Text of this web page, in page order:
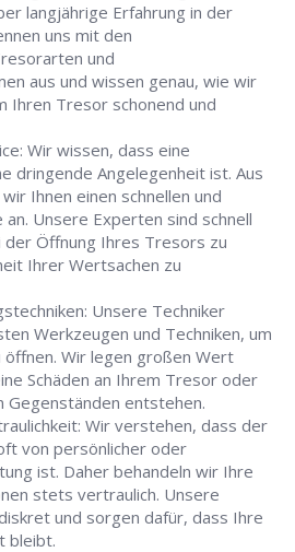
langjährige Erfahrung in der
uns mit den
und
aus und wissen genau, wie wir
Ihren Tresor schonend und
Wir wissen, dass eine
dringende Angelegenheit ist. Aus
Ihnen einen schnellen und
an. Unsere Experten sind schnell
Öffnung Ihres Tresors zu
Ihrer Wertsachen zu
Unsere Techniker
Werkzeugen und Techniken, um
Wir legen großen Wert
Schäden an Ihrem Tresor oder
Gegenständen entstehen.
Wir verstehen, dass der
von persönlicher oder
ist. Daher behandeln wir Ihre
stets vertraulich. Unsere
und sorgen dafür, dass Ihre
bleibt.